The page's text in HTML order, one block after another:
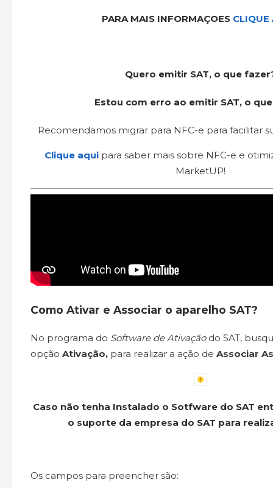
PARA MAIS INFORMAÇOES CLIQUE
Quero emitir SAT, o que
Estou com erro ao emitir SAT, o
Recomendamos migrar para NFC-e para facilitar
Clique aquipara saber mais sobre NFC-e e
MarketUP!
Como Ativar e Associar o aparelho SAT?
No programa do Software de Ativaçãodo SAT,
opção Ativação, para realizar a ação de Associar
Caso não tenha Instalado o Sotfware do SAT
o suporte da empresa do SAT para
Os campos para preencher são: